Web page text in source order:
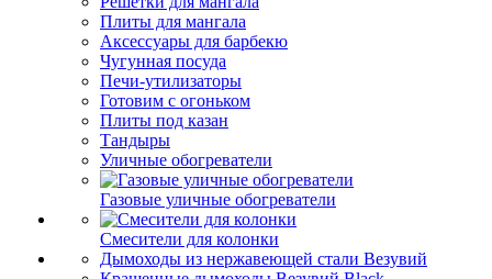
Плиты для мангала
Аксессуары для барбекю
Чугунная посуда
Печи-утилизаторы
Готовим с огоньком
Плиты под казан
Тандыры
Уличные обогреватели
Газовые уличные обогреватели
Смесители для колонки
Дымоходы из нержавеющей стали Везувий